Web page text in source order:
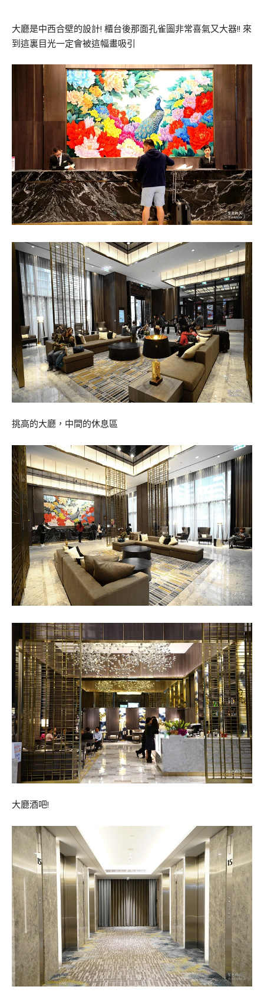
大廳是中西合壁的設計! 櫃台後那面孔雀圖非常喜氣又大器!! 來
到這裏目光一定會被這幅畫吸引
挑高的大廳，中間的休息區
大廳酒吧!